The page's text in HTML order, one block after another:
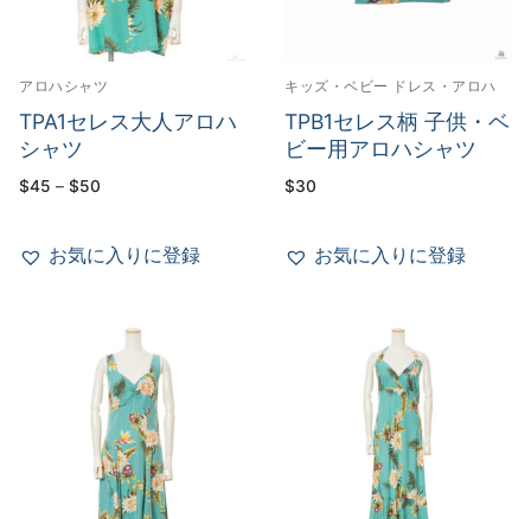
アロハシャツ
TPA1セレス大人アロハ
シャツ
$45 – $50
–
$50
お気に入りに登録
キッズ・ベビー ドレス・アロハ
TPB1セレス柄 子供・ベ
ビー用アロハシャツ
$30
お気に入りに登録